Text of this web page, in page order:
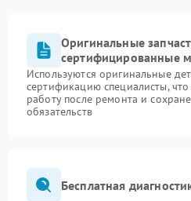
Оригинальные
сертифицированные
Используются оригинальные
сертификацию специалисты,
работу после ремонта и
обязательств
Бесплатная